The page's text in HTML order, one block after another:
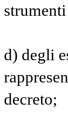
d) degli
decreto;